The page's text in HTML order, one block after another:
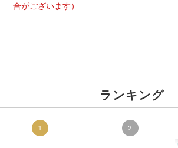
合がございます）
ランキング
1 2